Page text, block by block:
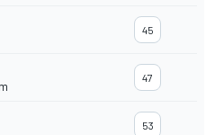
45
47
53